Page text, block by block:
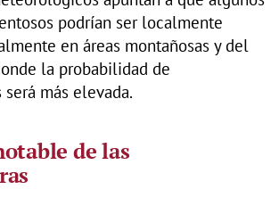
podrían ser localmente
en áreas montañosas y del
la probabilidad de
más elevada.
de las